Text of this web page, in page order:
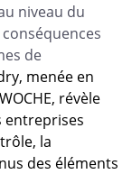
niveau du
de
menée en
révèle
entreprises
la
des éléments